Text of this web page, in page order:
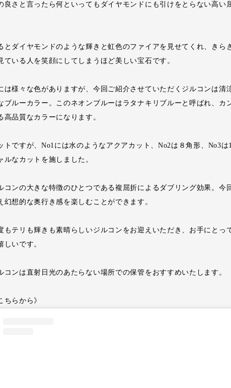
良さと言ったら何といってもダイヤモンドにも引けをとらない高い
とダイヤモンドのような輝きと虹色のファイアを見せてくれ、きら
ている人を笑顔にしてしまうほど美しい宝石です。
は様々な色がありますが、今回ご紹介させていただくジルコンは清
ブルーカラー。このネオンブルーはラタナキリブルーと呼ばれ、カ
高品質なカラーになります。
トですが、No1には水のようなアクアカット、No2は８角形、No3は
ルなカットを施しました。
コンの大きな特徴のひとつである複屈折によるダブリング効果。今
幻想的な奥行き感を楽しむことができます。
もテリも輝きも素晴らしいジルコンをお迎えいただき、お手にとっ
しいです。
コンは直射日光のあたらない場所での保管をおすすめいたします。
ちらから》